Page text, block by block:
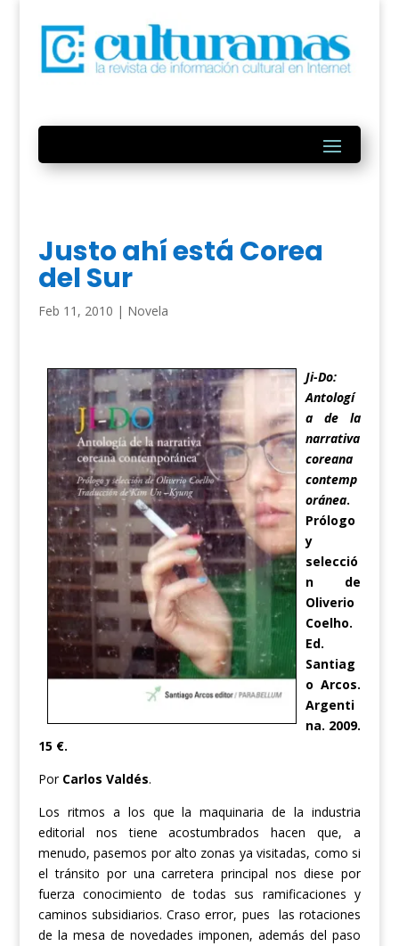
Justo ahí está Corea
del Sur
Feb 11, 2010 | Novela
Ji-Do:
Antologí
a de la
narrativa
coreana
contemp
oránea.
Prólogo
y
selecció
n de
Oliverio
Coelho.
Ed.
Santiag
o Arcos.
Argenti
na. 2009.
15 €.
Por Carlos Valdés.
Los ritmos a los que la maquinaria de la industria
editorial nos tiene acostumbrados hacen que, a
menudo, pasemos por alto zonas ya visitadas, como si
el tránsito por una carretera principal nos diese por
fuerza conocimiento de todas sus ramificaciones y
caminos subsidiarios. Craso error, pues las rotaciones
de la mesa de novedades imponen, además del paso